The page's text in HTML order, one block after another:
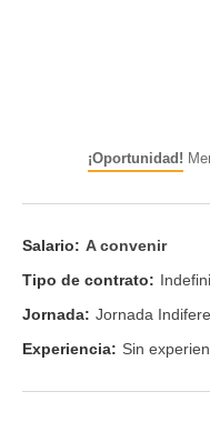
¡Oportunidad!
Salario: A convenir
Tipo de contrato:
Jornada: Jornada
Experiencia: Sin